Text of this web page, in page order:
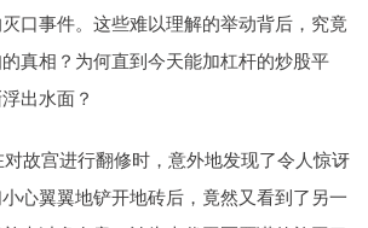
口事件。这些难以理解的举动背后，究竟
真相？为何直到今天能加杠杆的炒股平
出水面？
故宫进行翻修时，意外地发现了令人惊讶
心翼翼地铲开地砖后，竟然又看到了另一